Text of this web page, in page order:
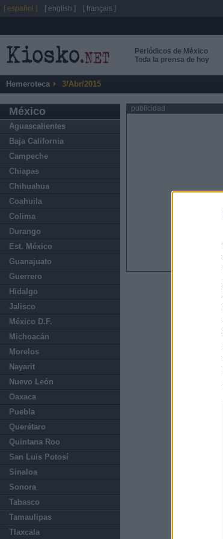
Periódicos de México
Toda la prensa de hoy
Hemeroteca 3/Abr/2015
México
Aguascalientes
Baja California
Campeche
Chiapas
Chihuahua
Coahuila
Colima
Durango
Est. México
Guanajuato
Guerrero
Hidalgo
Jalisco
México D.F.
Michoacán
Morelos
Nayarit
Nuevo León
Oaxaca
Puebla
Querétaro
Quintana Roo
San Luis Potosí
Sinaloa
Sonora
Tabasco
Tamaulipas
Tlaxcala
publicidad
[ español ] [ english ] [ français ]